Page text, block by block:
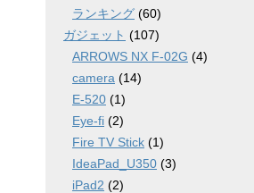
ランキング (60)
ガジェット (107)
ARROWS NX F-02G (4)
camera (14)
E-520 (1)
Eye-fi (2)
Fire TV Stick (1)
IdeaPad_U350 (3)
iPad2 (2)